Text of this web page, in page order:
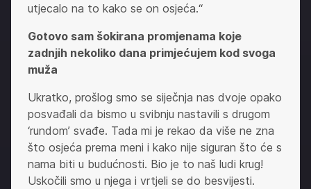
utjecalo na to kako se on osjeća.“
Gotovo sam šokirana promjenama koje
zadnjih nekoliko dana primjećujem kod svoga
muža
Ukratko, prošlog smo se siječnja nas dvoje opako
posvađali da bismo u svibnju nastavili s drugom
‘rundom’ svađe. Tada mi je rekao da više ne zna
što osjeća prema meni i kako nije siguran što će s
nama biti u budućnosti. Bio je to naš ludi krug!
Uskočili smo u njega i vrtjeli se do besvijesti.